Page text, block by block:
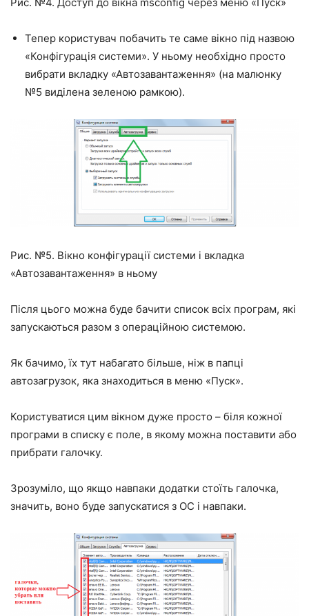
Тепер користувач побачить те саме вікно під назвою
«Конфігурація системи». У ньому необхідно просто
вибрати вкладку «Автозавантаження» (на малюнку
№5 виділена зеленою рамкою).
Рис. №5. Вікно конфігурації системи і вкладка
«Автозавантаження» в ньому
Після цього можна буде бачити список всіх програм, які
запускаються разом з операційною системою.
Як бачимо, їх тут набагато більше, ніж в папці
автозагрузок, яка знаходиться в меню «Пуск».
Користуватися цим вікном дуже просто – біля кожної
програми в списку є поле, в якому можна поставити або
прибрати галочку.
Зрозуміло, що якщо навпаки додатки стоїть галочка,
значить, воно буде запускатися з ОС і навпаки.